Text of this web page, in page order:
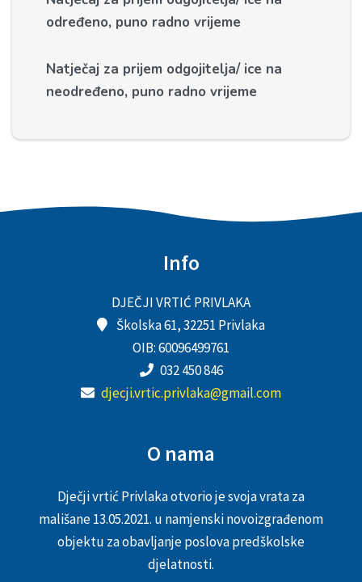
određeno, puno radno vrijeme
Natječaj za prijem odgojitelja/ ice na
neodređeno, puno radno vrijeme
Info
DJEČJI VRTIĆ PRIVLAKA
Školska 61, 32251 Privlaka
OIB: 60096499761
032 450 846
djecji.vrtic.privlaka@gmail.com
O nama
Dječji vrtić Privlaka otvorio je svoja vrata za
mališane 13.05.2021. u namjenski novoizgrađenom
objektu za obavljanje poslova predškolske
djelatnosti.